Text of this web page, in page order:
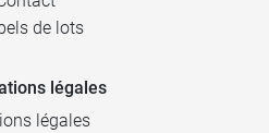
de lots
légales
légales